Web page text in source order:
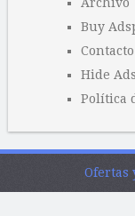
Buy
Contacto
Hide
Política
Ofertas